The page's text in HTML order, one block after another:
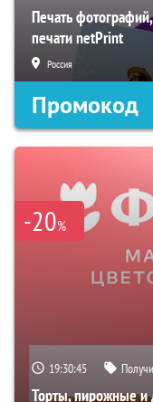
Печать
печати netPrint
Россия
Промокод
-20%
19:30:44
Торты, пирожные и